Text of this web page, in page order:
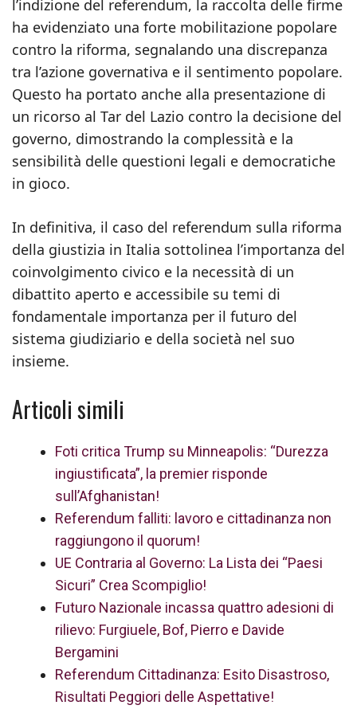
l’indizione del referendum, la raccolta delle firme
ha evidenziato una forte mobilitazione popolare
contro la riforma, segnalando una discrepanza
tra l’azione governativa e il sentimento popolare.
Questo ha portato anche alla presentazione di
un ricorso al Tar del Lazio contro la decisione del
governo, dimostrando la complessità e la
sensibilità delle questioni legali e democratiche
in gioco.
In definitiva, il caso del referendum sulla riforma
della giustizia in Italia sottolinea l’importanza del
coinvolgimento civico e la necessità di un
dibattito aperto e accessibile su temi di
fondamentale importanza per il futuro del
sistema giudiziario e della società nel suo
insieme.
Articoli simili
Foti critica Trump su Minneapolis: “Durezza
ingiustificata”, la premier risponde
sull’Afghanistan!
Referendum falliti: lavoro e cittadinanza non
raggiungono il quorum!
UE Contraria al Governo: La Lista dei “Paesi
Sicuri” Crea Scompiglio!
Futuro Nazionale incassa quattro adesioni di
rilievo: Furgiuele, Bof, Pierro e Davide
Bergamini
Referendum Cittadinanza: Esito Disastroso,
Risultati Peggiori delle Aspettative!